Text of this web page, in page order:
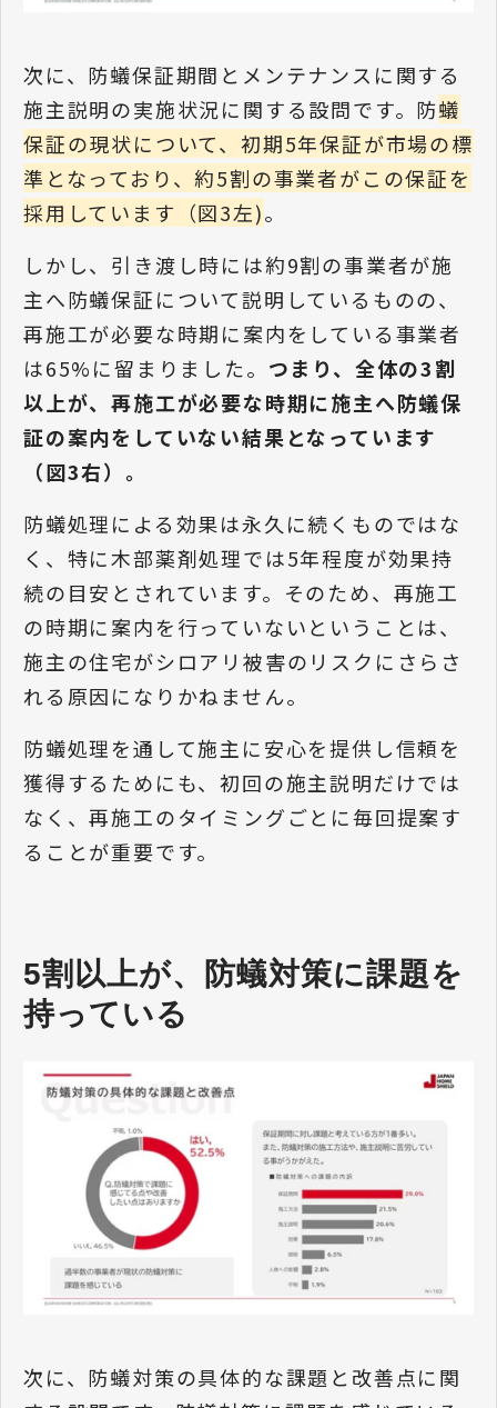
次に、防蟻保証期間とメンテナンスに関する
施主説明の実施状況に関する設問です。防蟻
保証の現状について、初期5年保証が市場の標
準となっており、約5割の事業者がこの保証を
採用しています（図3左)。
しかし、引き渡し時には約9割の事業者が施
主へ防蟻保証について説明しているものの、
再施工が必要な時期に案内をしている事業者
は65%に留まりました。 つまり、全体の3割
以上が、再施工が必要な時期に施主へ防蟻保
証の案内をしていない結果となっています
（図3右）。
防蟻処理による効果は永久に続くものではな
く、特に木部薬剤処理では5年程度が効果持
続の目安とされています。そのため、再施工
の時期に案内を行っていないということは、
施主の住宅がシロアリ被害のリスクにさらさ
れる原因になりかねません。
防蟻処理を通して施主に安心を提供し信頼を
獲得するためにも、初回の施主説明だけでは
なく、再施工のタイミングごとに毎回提案す
ることが重要です。
5割以上が、防蟻対策に課題を
持っている
次に、防蟻対策の具体的な課題と改善点に関